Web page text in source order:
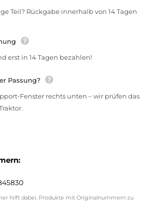
Teil? Rückgabe innerhalb von 14 Tagen
erst in 14 Tagen bezahlen!
Passung?
Fenster rechts unten – wir prüfen das
hilft dabei, Produkte mit Originalnummern zu